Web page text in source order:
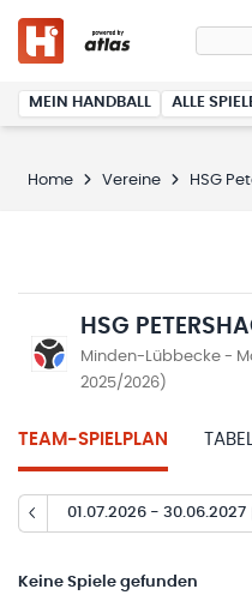
MEIN HANDBALL ALLE
Home Vereine HSG
HSG
Minden-Lübbecke -
2025/2026)
TEAM-SPIELPLAN
01.07.2026 - 30.06.2027
Keine Spiele gefunden